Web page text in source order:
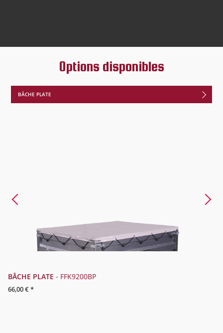
Options disponibles
BÂCHE PLATE
BÂCHE PLATE FFK9200BP
66,00 €*